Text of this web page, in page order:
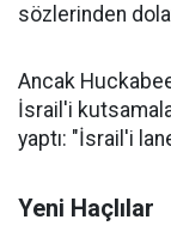
sözlerinden
Ancak
İsrail'i
yaptı: "İsrail'i
Yeni Haçlılar